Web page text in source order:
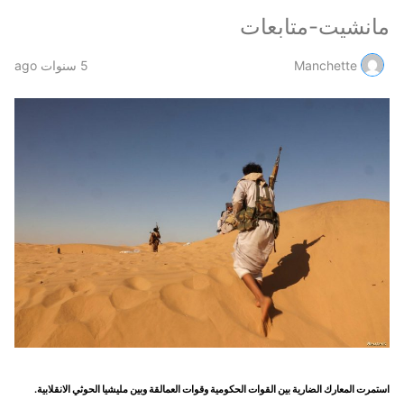
مانشيت-متابعات
Manchette 5 سنوات ago
استمرت المعارك الضارية بين القوات الحكومية وقوات العمالقة وبين مليشيا الحوثي الانقلابية.